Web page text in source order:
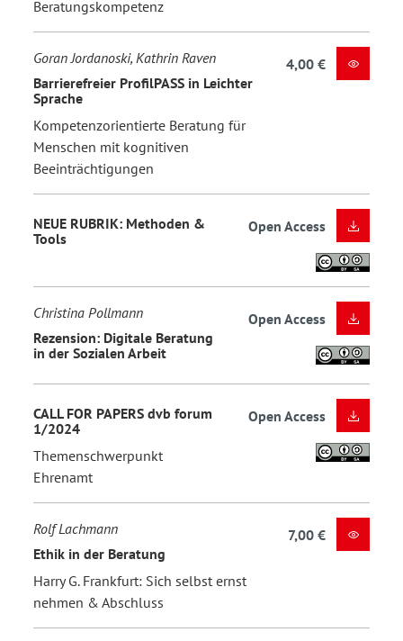
Beratungskompetenz
Goran Jordanoski, Kathrin Raven
Barrierefreier ProfilPASS in Leichter
Sprache
Kompetenzorientierte Beratung für
Menschen mit kognitiven
Beeinträchtigungen
4,00 €
NEUE RUBRIK: Methoden &
Tools
Open Access
Christina Pollmann
Rezension: Digitale Beratung
in der Sozialen Arbeit
Open Access
CALL FOR PAPERS dvb forum
1/2024
Themenschwerpunkt
Ehrenamt
Open Access
Rolf Lachmann
Ethik in der Beratung
Harry G. Frankfurt: Sich selbst ernst
nehmen & Abschluss
7,00 €